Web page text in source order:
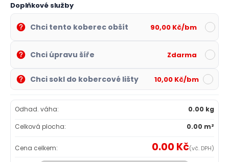
Doplňkové služby
Chci tento koberec obšít 90,00 Kč/bm
Chci úpravu šíře Zdarma
Chci sokl do kobercové lišty 10,00 Kč/bm
Odhad. váha:
0.00 kg
Celková plocha:
0.00 m²
Cena celkem: 0.00 Kč(vč. DPH)